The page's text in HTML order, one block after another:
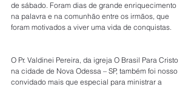
de sábado. Foram dias de grande enriquecimento
na palavra e na comunhão entre os irmãos, que
foram motivados a viver uma vida de conquistas.
O Pr. Valdinei Pereira, da igreja O Brasil Para Cristo
na cidade de Nova Odessa – SP, também foi nosso
convidado mais que especial para ministrar a